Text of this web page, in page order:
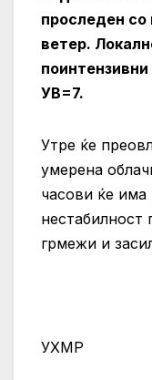
проследен со
ветер.
УВ=7.
Утре ќе
умерена
часови ќе има
грмежи и
УХМР